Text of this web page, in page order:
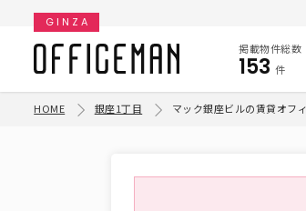
GINZA
掲載物件総数
153 件
HOME 銀座1丁目 マック銀座ビルの賃貸オフ